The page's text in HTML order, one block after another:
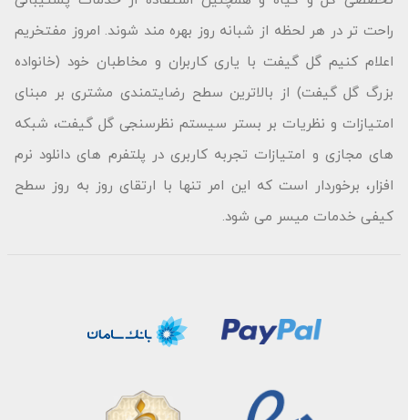
راحت تر در هر لحظه از شبانه روز بهره مند شوند. امروز مفتخریم
اعلام کنیم گل گیفت با یاری کاربران و مخاطبان خود (خانواده
بزرگ گل گیفت) از بالاترین سطح رضایتمندی مشتری بر مبنای
امتیازات و نظریات بر بستر سیستم نظرسنجی گل گیفت، شبکه
های مجازی و امتیازات تجربه کاربری در پلتفرم های دانلود نرم
افزار، برخوردار است که این امر تنها با ارتقای روز به روز سطح
کیفی خدمات میسر می شود.